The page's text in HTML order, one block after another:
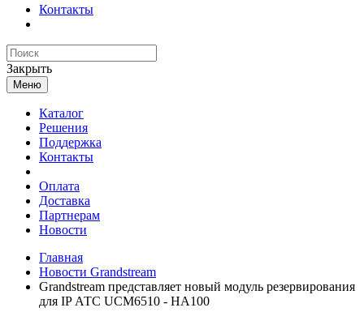
Контакты
Закрыть
Меню
Каталог
Решения
Поддержка
Контакты
Оплата
Доставка
Партнерам
Новости
Главная
Новости Grandstream
Grandstream представляет новый модуль резервирования
для IP АТС UCM6510 - HA100